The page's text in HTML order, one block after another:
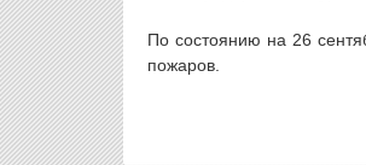
По состоянию на 26
пожаров.